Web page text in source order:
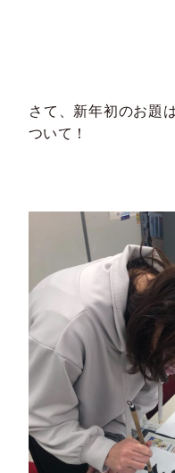
さて、新年初のお題
ついて！